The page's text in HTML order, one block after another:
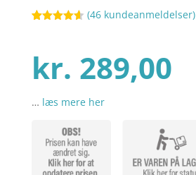
baseret på
kundebedø
mmelser
(46 kundeanmeldelser)
kr. 289,00
… læs mere her